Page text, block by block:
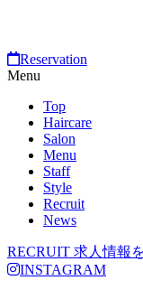
Reservation
Menu
Top
Haircare
Salon
Menu
Staff
Style
Recruit
News
RECRUIT 求人情報
INSTAGRAM